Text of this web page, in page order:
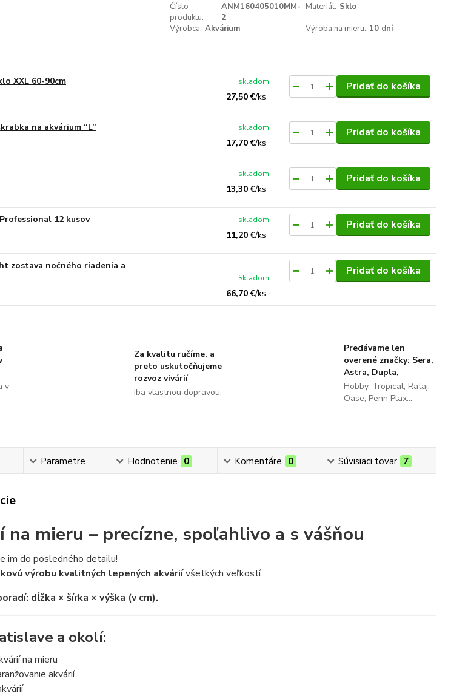
Číslo
produktu:
ANM160405010MM-
2
Materiál: Sklo
Výrobca: Akvárium Výroba na mieru: 10 dní
XXL 60-90cm
27,50 €/ks
skladom Pridať do košíka
na akvárium “L”
17,70 €/ks
skladom Pridať do košíka
13,30 €/ks
skladom Pridať do košíka
12 kusov
11,20 €/ks
skladom Pridať do košíka
zostava nočného riadenia a
66,70 €/ks
Skladom
Pridať do košíka
v
Za kvalitu ručíme, a
preto uskutočňujeme
rozvoz vivárií
iba vlastnou dopravou.
Predávame len
overené značky: Sera,
Astra, Dupla,
Hobby, Tropical, Rataj,
Oase, Penn Plax...
Parametre Hodnotenie 0 Komentáre 0 Súvisiaci tovar 7
na mieru – precízne, spoľahlivo a s vášňou
im do posledného detailu!
výrobu kvalitných lepených akváriívšetkých veľkostí.
dĺžka × šírka × výška (v cm).
a okolí:
na mieru
akvárií